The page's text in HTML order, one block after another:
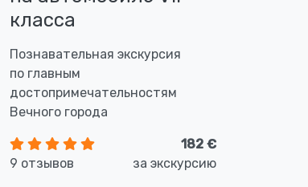
класса
Познавательная экскурсия
по главным
достопримечательностям
Вечного города
9 отзывов
182 €
за экскурсию